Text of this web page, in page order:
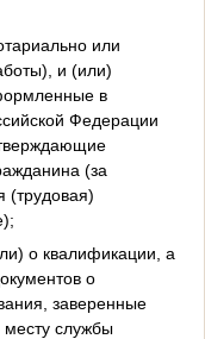
или
и (или)
в
Федерации
(за
(трудовая)
о квалификации, а
о
заверенные
месту службы